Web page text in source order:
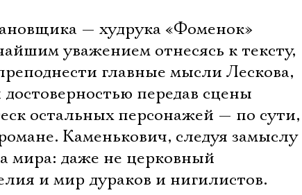
— худрука «Фоменок»
уважением отнесясь к тексту,
главные мысли Лескова,
передав сцены
остальных персонажей — по сути,
Каменькович, следуя замыслу
мира: даже не церковный
и мир дураков и нигилистов.
Ознакомиться